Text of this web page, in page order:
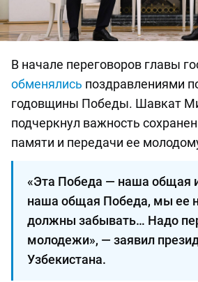
В начале переговоров главы
обменялись поздравлениями
годовщины Победы. Шавкат
подчеркнул важность
памяти и передачи ее
«Эта Победа — наша общая
наша общая Победа, мы ее
должны забывать… Надо
молодежи», — заявил
Узбекистана.